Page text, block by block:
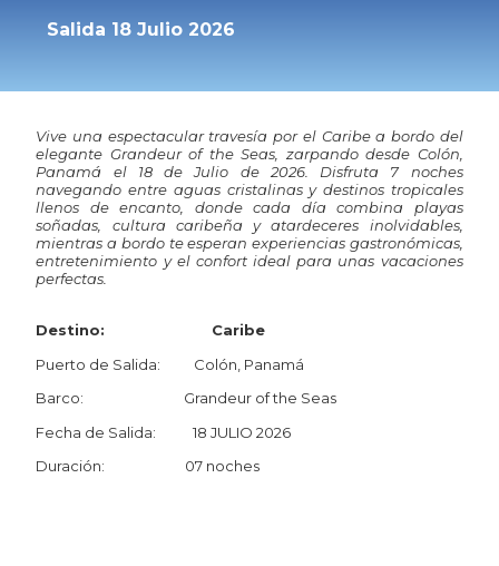
Salida 18 Julio 2026
Vive una espectacular travesía por el Caribe a bordo del
elegante Grandeur of the Seas, zarpando desde Colón,
Panamá el 18 de Julio de 2026. Disfruta 7 noches
navegando entre aguas cristalinas y destinos tropicales
llenos de encanto, donde cada día combina playas
soñadas, cultura caribeña y atardeceres inolvidables,
mientras a bordo te esperan experiencias gastronómicas,
entretenimiento y el confort ideal para unas vacaciones
perfectas.
Destino: Caribe
Puerto de Salida: Colón, Panamá
Barco: Grandeur of the Seas
Fecha de Salida: 18 JULIO 2026
Duración: 07 noches